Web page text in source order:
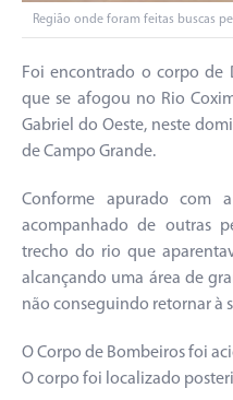
Região onde foram feitas buscas
Foi encontrado o corpo de
que se afogou no Rio
Gabriel do Oeste, neste
de Campo Grande.
Conforme apurado com
acompanhado de outras
trecho do rio que
alcançando uma área de
não conseguindo retornar à
O Corpo de Bombeiros foi
O corpo foi localizado